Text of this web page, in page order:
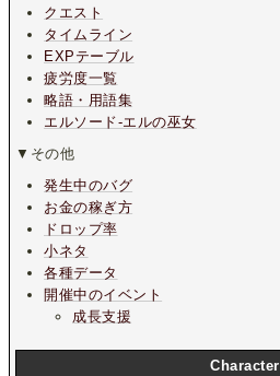
クエスト
タイムライン
EXPテーブル
疲労度一覧
略語・用語集
エルソード-エルの巫女
▼その他
発生中のバグ
お金の稼ぎ方
ドロップ率
小ネタ
各種データ
開催中のイベント
成長支援
Character